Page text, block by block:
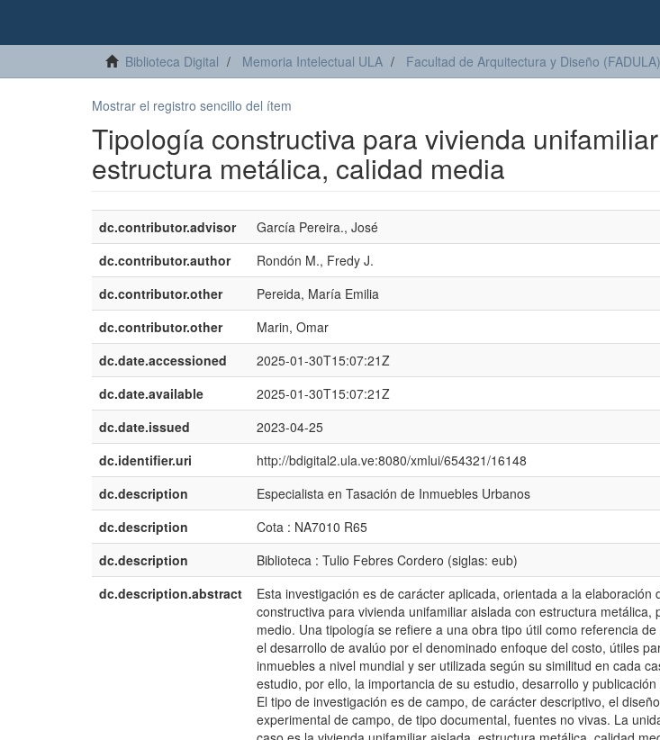
Biblioteca Digital Memoria Intelectual ULA Facultad de Arquitectura y Diseño (FADULA)
Mostrar el registro sencillo del ítem
Tipología constructiva para vivienda
estructura metálica, calidad media
dc.contributor.advisor
García Pereira., José
dc.contributor.author
Rondón M., Fredy J.
dc.contributor.other
Pereida, María Emilia
dc.contributor.other
Marin, Omar
dc.date.accessioned
2025-01-30T15:07:21Z
dc.date.available
2025-01-30T15:07:21Z
dc.date.issued
2023-04-25
dc.identifier.uri
http://bdigital2.ula.ve:8080/xmlui/654321/16148
dc.description
Especialista en Tasación de Inmuebles Urbanos
dc.description
Cota : NA7010 R65
dc.description
Biblioteca : Tulio Febres Cordero (siglas: eub)
dc.description.abstract
Esta investigación es de carácter aplicada, orientada a la elaboración
constructiva para vivienda unifamiliar aislada con estructura metálica,
medio. Una tipología se refiere a una obra tipo útil como referencia
el desarrollo de avalúo por el denominado enfoque del costo, útiles
inmuebles a nivel mundial y ser utilizada según su similitud en cada
estudio, por ello, la importancia de su estudio, desarrollo y publicación
El tipo de investigación es de campo, de carácter descriptivo, el
experimental de campo, de tipo documental, fuentes no vivas. La